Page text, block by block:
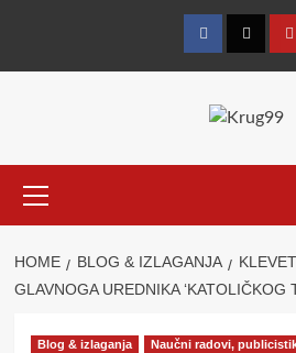
FacebookTwitter
Menu
HOME BLOG & IZLAGANJA
GLAVNOGA UREDNIKA ‘KATOLIČKOG
Blog & izlaganja Naučni radovi,